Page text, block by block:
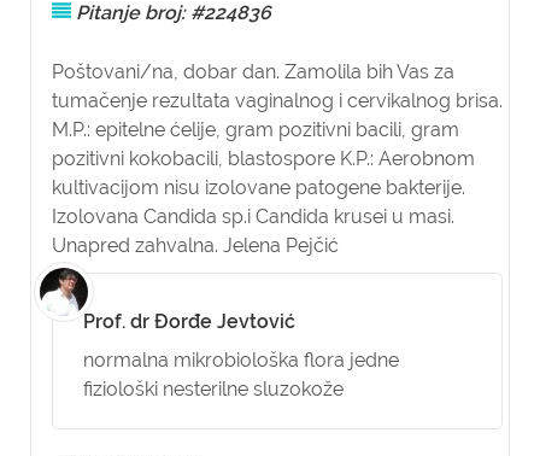
Pitanje broj: #224836
Poštovani/na, dobar dan. Zamolila bih Vas za
tumačenje rezultata vaginalnog i cervikalnog brisa.
M.P.: epitelne ćelije, gram pozitivni bacili, gram
pozitivni kokobacili, blastospore K.P.: Aerobnom
kultivacijom nisu izolovane patogene bakterije.
Izolovana Candida sp.i Candida krusei u masi.
Unapred zahvalna. Jelena Pejčić
Prof. dr Đorđe Jevtović
normalna mikrobiološka flora jedne
fiziološki nesterilne sluzokože